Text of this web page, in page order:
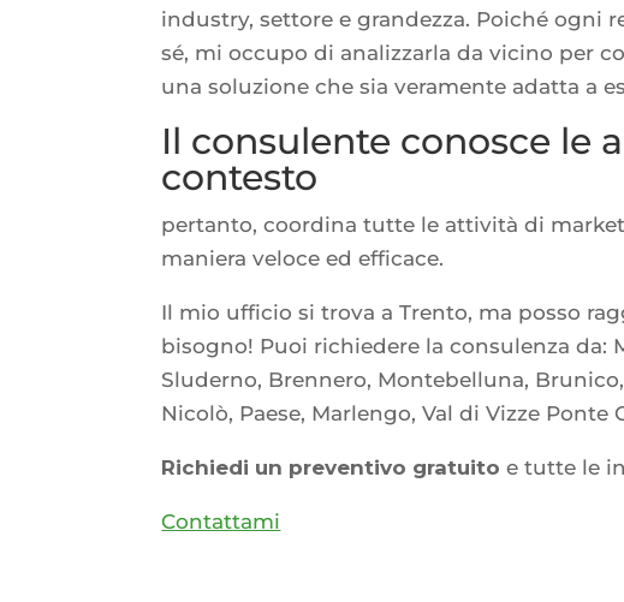
industry, settore e grandezza. Poiché ogni
sé, mi occupo di analizzarla da vicino per
una soluzione che sia veramente adatta a
Il consulente conosce le
contesto
pertanto, coordina tutte le attività di
maniera veloce ed efficace.
Il mio ufficio si trova a Trento, ma posso
bisogno! Puoi richiedere la consulenza da:
Sluderno, Brennero, Montebelluna,
Nicolò, Paese, Marlengo, Val di Vizze Ponte
Richiedi un preventivo gratuito e tutte le
Contattami